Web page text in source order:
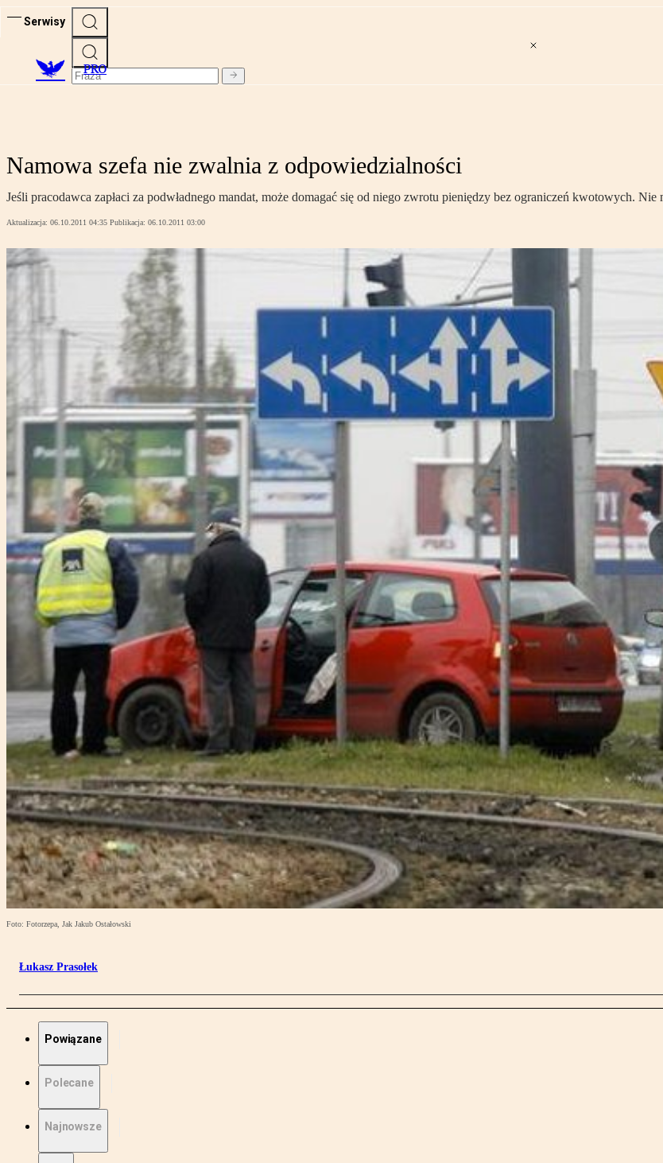
Serwisy
PRO
Namowa szefa nie zwalnia z odpowiedzialności
Jeśli pracodawca zapłaci za podwładnego mandat, może domagać się od niego zwrotu pieniędzy bez ograniczeń kwotowych. Nie
Aktualizacja: 06.10.2011 04:35 Publikacja: 06.10.2011 03:00
Foto: Fotorzepa, Jak Jakub Ostałowski
Łukasz Prasołek
Powiązane
Polecane
Najnowsze